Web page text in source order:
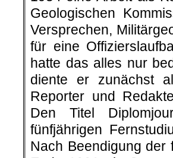
Geologischen
Versprechen,
für eine
hatte das alles nur
diente er zunächst
Reporter und
Den Titel
fünfjährigen
Nach Beendigung der